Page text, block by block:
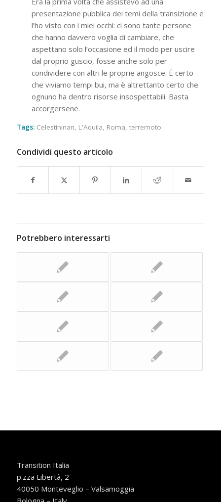
presentazione pubblica dei temi della transizione e
l’ho visto con i miei occhi: ci sono tante persone
che hanno davvero voglia di cambiare, che
aspettano solo l’occasione ed il modo per uscire
dal proprio guscio, fosse anche solo per
condividere con altri le proprie angosce. È certo
che viviamo tempi bui, ma è altrettanto certo che
ognuno ha dentro risorse insospettabili. Basta
accorgersene.
Tags: Celestininan L'Aquila Roma terremoto
Condividi questo articolo
Potrebbero interessarti
Transition Italia
p.zza Libertà, 2
40050 Monteveglio – Valsamoggia